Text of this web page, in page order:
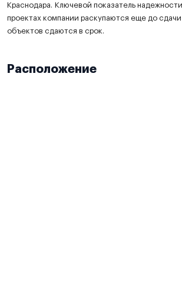
Краснодара. Ключевой показатель
проектах компании раскупаются еще до
объектов сдаются в срок.
Расположение